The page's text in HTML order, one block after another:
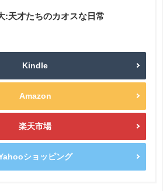
:天才たちのカオスな日常
Kindle
Amazon
楽天市場
ショッピング